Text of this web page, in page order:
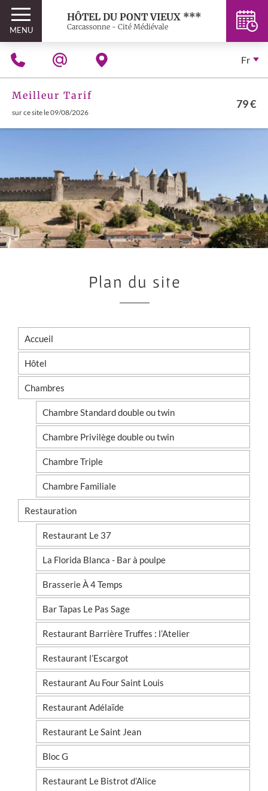
MENU
HÔTEL DU PONT VIEUX ***
Carcassonne - Cité Médiévale
Fr
Meilleur Tarif
sur ce site le 09/08/2026
79 €
Plan du site
Accueil
Hôtel
Chambres
Chambre Standard double ou twin
Chambre Privilège double ou twin
Chambre Triple
Chambre Familiale
Restauration
Restaurant Le 37
La Florida Blanca - Bar à poulpe
Brasserie À 4 Temps
Bar Tapas Le Pas Sage
Restaurant Barrière Truffes : l’Atelier
Restaurant l’Escargot
Restaurant Au Four Saint Louis
Restaurant Adélaïde
Restaurant Le Saint Jean
Bloc G
Restaurant Le Bistrot d’Alice